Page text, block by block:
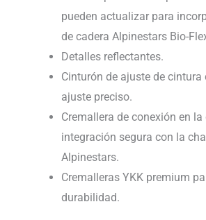
pueden actualizar para
de cadera Alpinestars Bio-
Detalles reflectantes.
Cinturón de ajuste de cintura
ajuste preciso.
Cremallera de conexión en
integración segura con la
Alpinestars.
Cremalleras YKK premium
durabilidad.